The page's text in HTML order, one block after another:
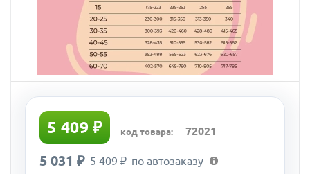
5 409 ₽ код товара: 72021
5 031 ₽ 5 409 ₽ по автозаказу